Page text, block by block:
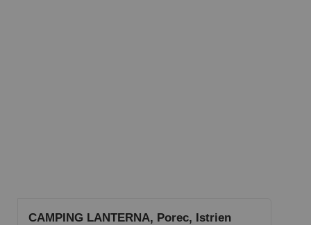
CAMPING LANTERNA, Porec, Istrien